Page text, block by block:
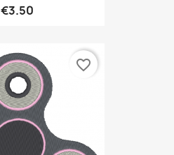
€3.50
favorite_border